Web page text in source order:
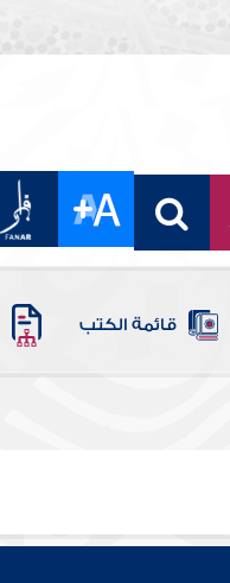
قائمة الكتب